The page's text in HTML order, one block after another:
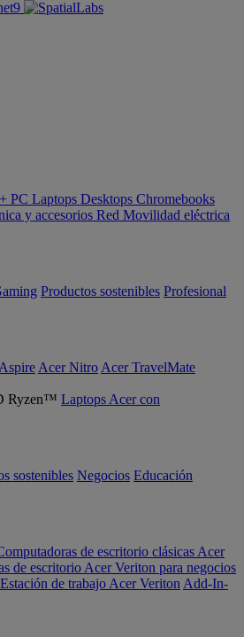
PC Laptops Desktops Chromebooks
y accesorios Red Movilidad eléctrica
Productos sostenibles Profesional
Acer Nitro Acer TravelMate
Laptops Acer con
sostenibles Negocios Educación
de escritorio clásicas Acer
de escritorio Acer Veriton para negocios
Estación de trabajo Acer Veriton Add-In-